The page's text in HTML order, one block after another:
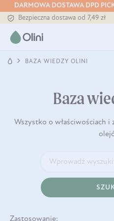
DARMOWA DOSTAWA DPD
Bezpieczna dostawa od 7,49 zł
Darmowa dostawa od 199 zł
BAZA WIEDZY OLINI
Baza
Wszystko o właściwościach
Zastosowanie: